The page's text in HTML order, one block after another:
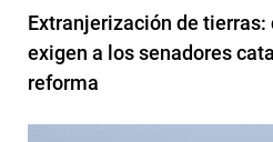
Extranjerización de tierras:
exigen a los senadores
reforma